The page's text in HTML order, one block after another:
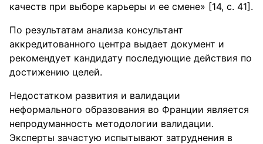
качеств при выборе карьеры и ее смене» [14, с. 41].
По результатам анализа консультант
аккредитованного центра выдает документ и
рекомендует кандидату последующие действия по
достижению целей.
Недостатком развития и валидации
неформального образования во Франции является
непродуманность методологии валидации.
Эксперты зачастую испытывают затруднения в